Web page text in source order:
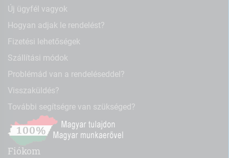
Új ügyfél vagyok
Hogyan adjak le rendelést?
Fizetési lehetőségek
Szállítási módok
Problémád van a rendeléseddel?
Visszaküldés?
További segítségre van szükséged?
Fiókom